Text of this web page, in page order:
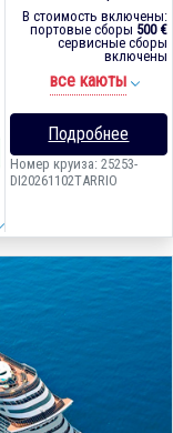
В стоимость включены:
портовые сборы 500 €
сервисные сборы
включены
все каюты
Подробнее
Номер круиза: 25253-
DI20261102TARRIO